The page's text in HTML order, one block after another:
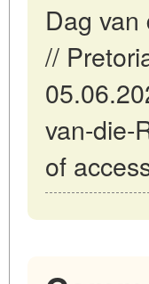
Dag
//
van-die-
of